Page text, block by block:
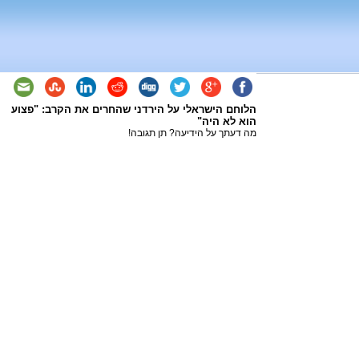
הלוחם הישראלי על הירדני שהחרים את הקרב: "פצוע
הוא לא היה"
מה דעתך על הידיעה? תן תגובה!